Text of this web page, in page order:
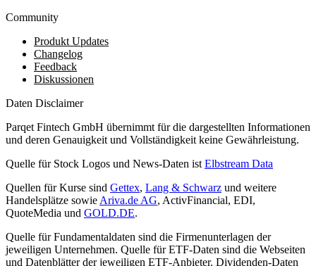
Community
Produkt Updates
Changelog
Feedback
Diskussionen
Daten Disclaimer
Parqet Fintech GmbH übernimmt für die dargestellten Informationen
und deren Genauigkeit und Vollständigkeit keine Gewährleistung.
Quelle für Stock Logos und News-Daten ist Elbstream Data
Quellen für Kurse sind Gettex, Lang & Schwarz und weitere
Handelsplätze sowie Ariva.de AG, ActivFinancial, EDI,
QuoteMedia und GOLD.DE.
Quelle für Fundamentaldaten sind die Firmenunterlagen der
jeweiligen Unternehmen. Quelle für ETF-Daten sind die Webseiten
und Datenblätter der jeweiligen ETF-Anbieter. Dividenden-Daten